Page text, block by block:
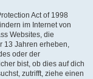
Act of 1998
im Internet von
Websites, die
13 Jahren erheben,
oder der
bist, ob dies auf dich
zutrifft, ziehe einen